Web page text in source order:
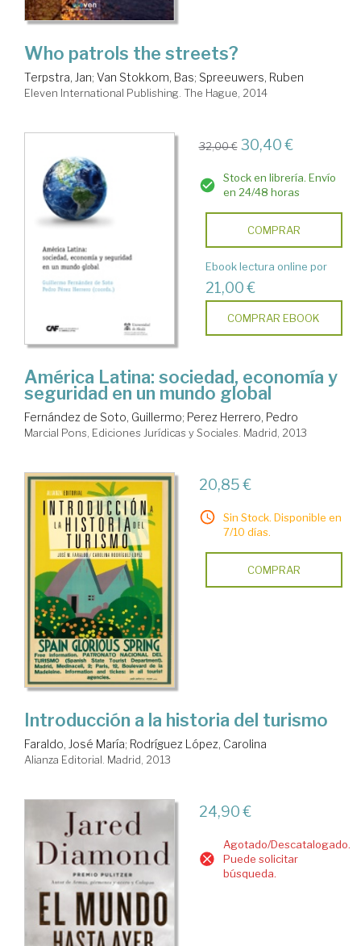
Who patrols the streets?
Terpstra, Jan; Van Stokkom, Bas; Spreeuwers, Ruben
Eleven International Publishing. The Hague, 2014
32,00 € 30,40 €
Stock en librería. Envío
en 24/48 horas
COMPRAR
Ebook lectura online por
21,00 €
COMPRAR EBOOK
América Latina: sociedad, economía y
seguridad en un mundo global
Fernández de Soto, Guillermo; Perez Herrero, Pedro
Marcial Pons, Ediciones Jurídicas y Sociales. Madrid, 2013
20,85 €
Sin Stock. Disponible en
7/10 días.
COMPRAR
Introducción a la historia del turismo
Faraldo, José María; Rodríguez López, Carolina
Alianza Editorial. Madrid, 2013
24,90 €
Agotado/Descatalogado.
Puede solicitar
búsqueda.